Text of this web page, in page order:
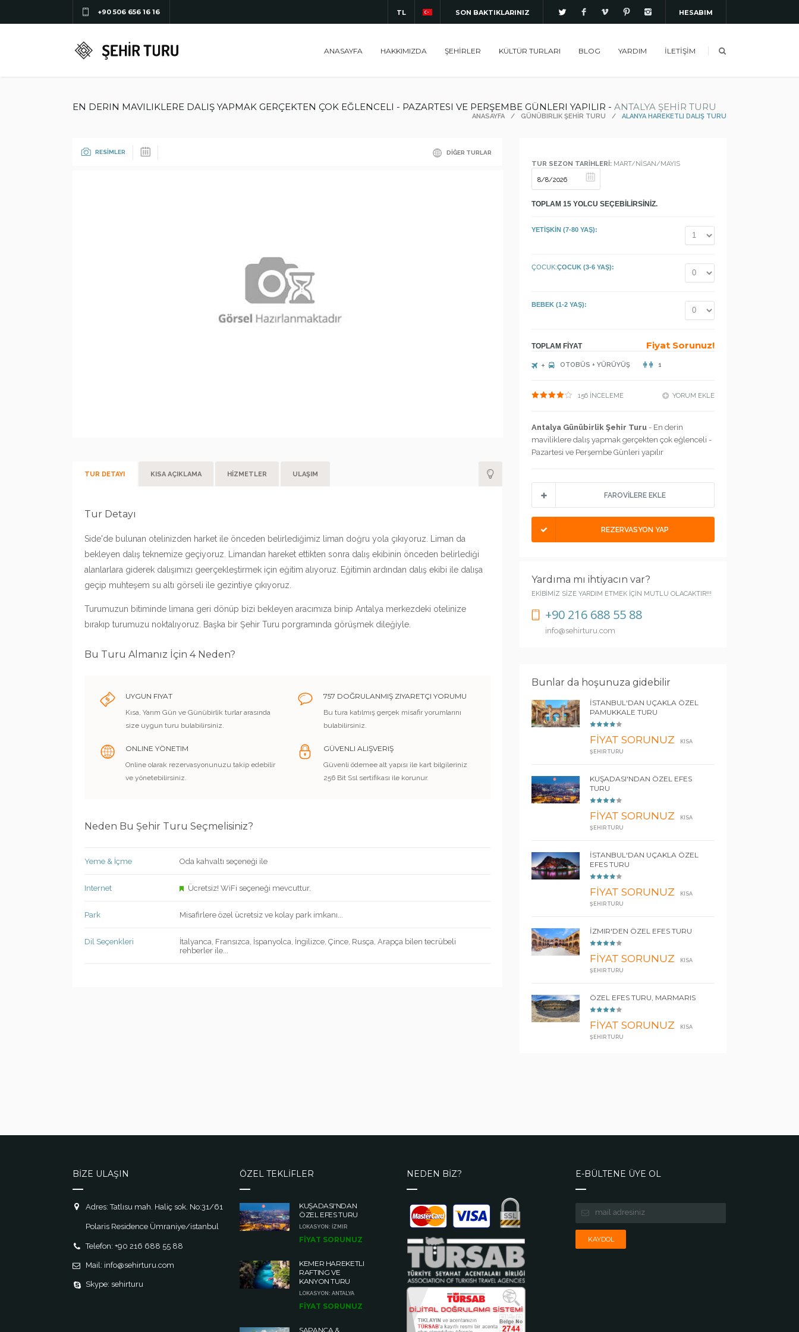
+90 506 656 16 16 HESABIM
SON BAKTIKLARINIZ
TL
ANASAYFA HAKKIMIZDA ŞEHİRLER KÜLTÜR TURLARI BLOG YARDIM İLETİŞİM
EN DERIN MAVILIKLERE DALIŞ YAPMAK GERÇEKTEN ÇOK EĞLENCELI - PAZARTESI VE PERŞEMBE GÜNLERI YAPILIR - ANTALYA ŞEHİR TURU
ANASAYFA / GÜNÜBIRLIK ŞEHİR TURU / ALANYA HAREKETLI DALIŞ TURU
RESİMLER DİĞER TURLAR
TUR DETAYI KISA AÇIKLAMA HİZMETLER ULAŞIM
Tur Detayı
Side'de bulunan otelinizden harket ile önceden belirlediğimiz liman doğru yola çıkıyoruz. Liman da
bekleyen dalış teknemize geçiyoruz. Limandan hareket ettikten sonra dalış ekibinin önceden belirlediği
alanlarlara giderek dalışımızı geerçekleştirmek için eğitim alıyoruz. Eğitimin ardından dalış ekibi ile dalışa
geçip muhteşem su altı görseli ile gezintiye çıkıyoruz.
Turumuzun bitiminde limana geri dönüp bizi bekleyen aracımıza binip Antalya merkezdeki otelinize
bırakıp turumuzu noktalıyoruz. Başka bir Şehir Turu porgramında görüşmek dileğiyle.
Bu Turu Almanız İçin 4 Neden?
UYGUN FIYAT
Kısa, Yarım Gün ve Günübirlik turlar arasında
size uygun turu bulabilirsiniz.
757 DOĞRULANMIŞ ZIYARETÇI YORUMU
Bu tura katılmış gerçek misafir yorumlarını
bulabilirsiniz.
ONLINE YÖNETIM
Online olarak rezervasyonunuzu takip edebilir
ve yönetebilirsiniz.
GÜVENLI ALIŞVERIŞ
Güvenli ödemee alt yapısı ile kart bilgileriniz
256 Bit Ssl sertifikası ile korunur.
Neden Bu Şehir Turu Seçmelisiniz?
Yeme & İçme Oda kahvaltı seçeneği ile
Internet Ücretsiz! WiFi seçeneği mevcuttur.
Park Misafirlere özel ücretsiz ve kolay park imkanı...
Dil Seçenkleri
İtalyanca, Fransızca, İspanyolca, İngilizce, Çince, Rusça, Arapça bilen tecrübeli
rehberler ile...
TUR SEZON TARİHLERİ: MART/NİSAN/MAYIS
TOPLAM 15 YOLCU SEÇEBİLİRSİNİZ.
YETİŞKİN (7-80 YAŞ):
ÇOCUK:ÇOCUK (3-6 YAŞ):
BEBEK (1-2 YAŞ):
TOPLAM FİYAT Fiyat Sorunuz!
OTOBÜS + YÜRÜYÜŞ 1
156 İNCELEME YORUM EKLE
Antalya Günübirlik Şehir Turu - En derin
maviliklere dalış yapmak gerçekten çok eğlenceli -
Pazartesi ve Perşembe Günleri yapılır
FAROVİLERE EKLE
REZERVASYON YAP
Yardıma mı ihtiyacın var?
EKİBİMİZ SİZE YARDIM ETMEK İÇİN MUTLU OLACAKTIR!!!
+90 216 688 55 88
info@sehirturu.com
Bunlar da hoşunuza gidebilir
İSTANBUL'DAN UÇAKLA ÖZEL
PAMUKKALE TURU
FİYAT SORUNUZ
KISA
ŞEHIR TURU
KUŞADASI'NDAN ÖZEL EFES
TURU
FİYAT SORUNUZ
KISA
ŞEHIR TURU
İSTANBUL'DAN UÇAKLA ÖZEL
EFES TURU
FİYAT SORUNUZ
KISA
ŞEHIR TURU
İZMIR'DEN ÖZEL EFES TURU
FİYAT SORUNUZ
KISA
ŞEHIR TURU
ÖZEL EFES TURU, MARMARIS
FİYAT SORUNUZ
KISA
ŞEHIR TURU
BİZE ULAŞIN
Adres: Tatlısu mah. Haliç sok. No:31/61
Polaris Residence Ümraniye/istanbul
Telefon: +90 216 688 55 88
Mail: info@sehirturu.com
Skype: sehirturu
ÖZEL TEKLİFLER
KUŞADASI'NDAN
ÖZEL EFES TURU
LOKASYON: İZMIR
FİYAT SORUNUZ
KEMER HAREKETLI
RAFTING VE
KANYON TURU
LOKASYON: ANTALYA
FİYAT SORUNUZ
SAPANCA &
NEDEN BİZ? E-BÜLTENE ÜYE OL
KAYDOL